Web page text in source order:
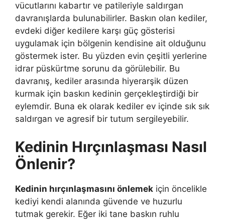
vücutlarını kabartır ve patileriyle saldırgan
davranışlarda bulunabilirler. Baskın olan kediler,
evdeki diğer kedilere karşı güç gösterisi
uygulamak için bölgenin kendisine ait olduğunu
göstermek ister. Bu yüzden evin çeşitli yerlerine
idrar püskürtme sorunu da görülebilir. Bu
davranış, kediler arasında hiyerarşik düzen
kurmak için baskın kedinin gerçekleştirdiği bir
eylemdir. Buna ek olarak kediler ev içinde sık sık
saldırgan ve agresif bir tutum sergileyebilir.
Kedinin Hırçınlaşması Nasıl
Önlenir?
Kedinin hırçınlaşmasını önlemek için öncelikle
kediyi kendi alanında güvende ve huzurlu
tutmak gerekir. Eğer iki tane baskın ruhlu